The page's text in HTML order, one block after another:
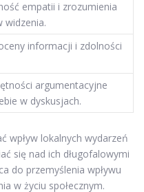
empatii i zrozumienia
widzenia.
informacji i zdolności
argumentacyjne
w dyskusjach.
wpływ lokalnych wydarzeń
się nad ich długofalowymi
do przemyślenia wpływu
w życiu społecznym.